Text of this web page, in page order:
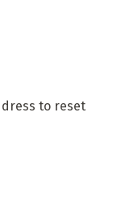
to reset